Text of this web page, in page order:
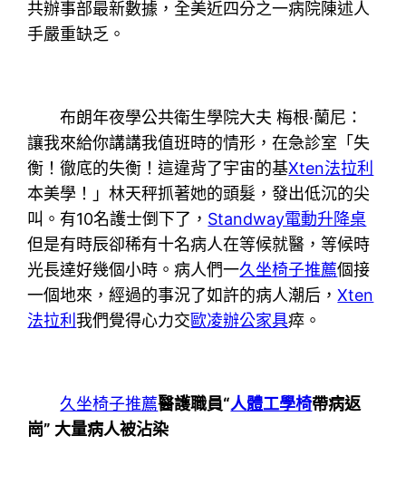
共辦事部最新數據，全美近四分之一病院陳述人
手嚴重缺乏。
布朗年夜學公共衛生學院大夫 梅根·蘭尼：
讓我來給你講講我值班時的情形，在急診室「失
衡！徹底的失衡！這違背了宇宙的基Xten法拉利
本美學！」林天秤抓著她的頭髮，發出低沉的尖
叫。有10名護士倒下了， Standway電動升降桌
但是有時辰卻稀有十名病人在等候就醫，等候時
光長達好幾個小時。病人們一久坐椅子推薦個接
一個地來，經過的事況了如許的病人潮后，Xten
法拉利 我們覺得心力交歐凌辦公家具瘁。
久坐椅子推薦醫護職員“人體工學椅帶病返
崗” 大量病人被沾染